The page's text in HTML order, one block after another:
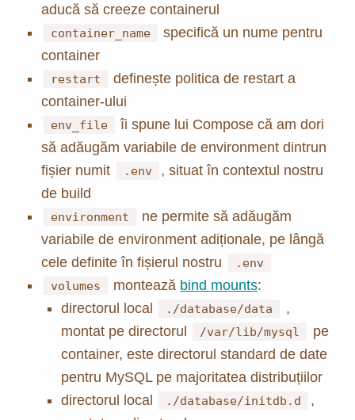
aducă să creeze containerul
container_name
specifică un nume pentru
container
restart
definește politica de restart a
container-ului
env_file
îi spune lui Compose că am dori
să adăugăm variabile de environment dintrun
fișier numit
.env
, situat în contextul nostru
de build
environment
ne permite să adăugăm
variabile de environment adiționale, pe lângă
cele definite în fișierul nostru
.env
volumes
montează bind mounts:
directorul local
./database/data
,
montat pe directorul
/var/lib/mysql
pe
container, este directorul standard de date
pentru MySQL pe majoritatea distribuțiilor
directorul local
./database/initdb.d
,